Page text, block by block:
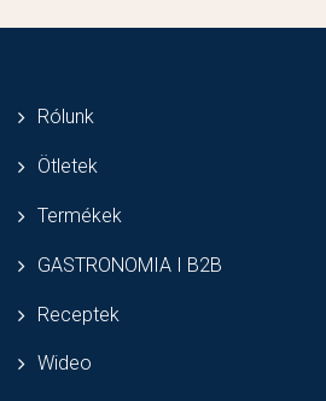
Rólunk
Ötletek
Termékek
GASTRONOMIA I B2B
Receptek
Wideo